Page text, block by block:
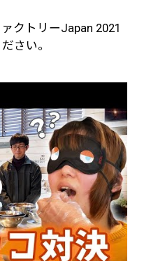
クトリーJapan 2021
さい。